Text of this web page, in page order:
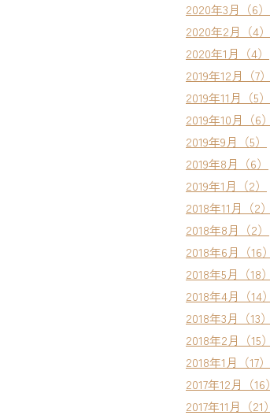
2020年3月（6）
2020年2月（4）
2020年1月（4）
2019年12月（7）
2019年11月（5）
2019年10月（6）
2019年9月（5）
2019年8月（6）
2019年1月（2）
2018年11月（2）
2018年8月（2）
2018年6月（16）
2018年5月（18）
2018年4月（14）
2018年3月（13）
2018年2月（15）
2018年1月（17）
2017年12月（16）
2017年11月（21）